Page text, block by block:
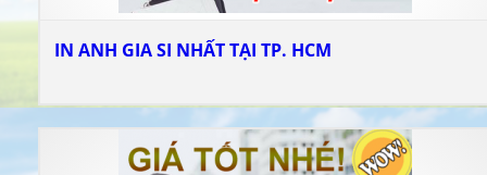
IN ANH GIA SI NHẤT TẠI TP. HCM